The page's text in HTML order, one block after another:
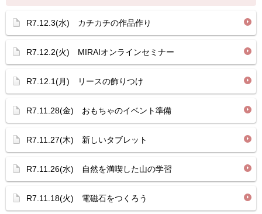
R7.12.3(水) カチカチの作品作り
R7.12.2(火) MIRAIオンラインセミナー
R7.12.1(月) リースの飾りつけ
R7.11.28(金) おもちゃのイベント準備
R7.11.27(木) 新しいタブレット
R7.11.26(水) 自然を満喫した山の学習
R7.11.18(火) 電磁石をつくろう